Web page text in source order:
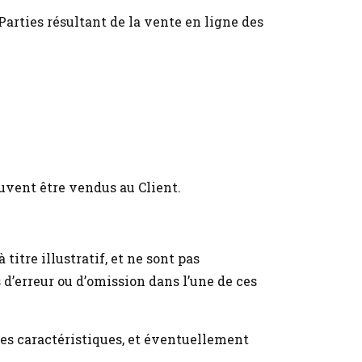
résultant de la vente en ligne des
être vendus au Client.
titre illustratif, et ne sont pas
ou d’omission dans l’une de ces
caractéristiques, et éventuellement